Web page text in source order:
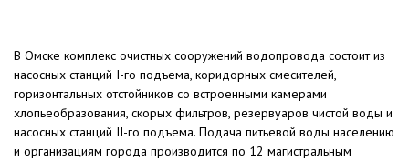
В Омске комплекс очистных сооружений водопровода состоит из
насосных станций I-го подъема, коридорных смесителей,
горизонтальных отстойников со встроенными камерами
хлопьеобразования, скорых фильтров, резервуаров чистой воды и
насосных станций II-го подъема. Подача питьевой воды населению
и организациям города производится по 12 магистральным